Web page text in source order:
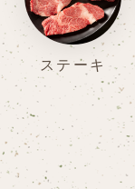
ステーキ